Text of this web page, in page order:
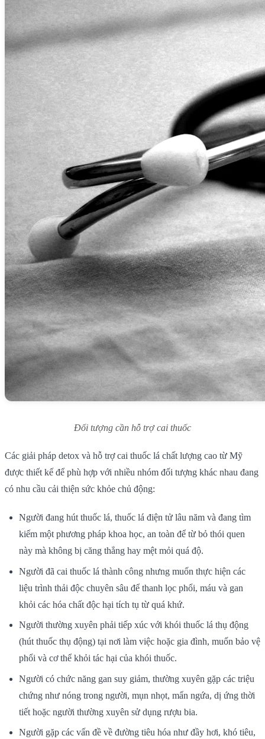
Đối tượng cần hỗ trợ cai thuốc
Các giải pháp detox và hỗ trợ cai thuốc lá chất lượng cao từ Mỹ
được thiết kế để phù hợp với nhiều nhóm đối tượng khác nhau đang
có nhu cầu cải thiện sức khỏe chủ động:
Người đang hút thuốc lá, thuốc lá điện tử lâu năm và đang tìm
kiếm một phương pháp khoa học, an toàn để từ bỏ thói quen
này mà không bị căng thẳng hay mệt mỏi quá độ.
Người đã cai thuốc lá thành công nhưng muốn thực hiện các
liệu trình thải độc chuyên sâu để thanh lọc phổi, máu và gan
khỏi các hóa chất độc hại tích tụ từ quá khứ.
Người thường xuyên phải tiếp xúc với khói thuốc lá thụ động
(hút thuốc thụ động) tại nơi làm việc hoặc gia đình, muốn bảo vệ
phổi và cơ thể khỏi tác hại của khói thuốc.
Người có chức năng gan suy giảm, thường xuyên gặp các triệu
chứng như nóng trong người, mụn nhọt, mẩn ngứa, dị ứng thời
tiết hoặc người thường xuyên sử dụng rượu bia.
Người gặp các vấn đề về đường tiêu hóa như đầy hơi, khó tiêu,